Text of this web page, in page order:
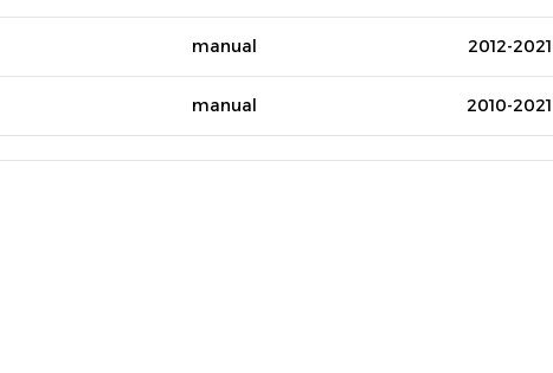
2012-2021
manual
2010-2021
manual
1998-2013
automatic